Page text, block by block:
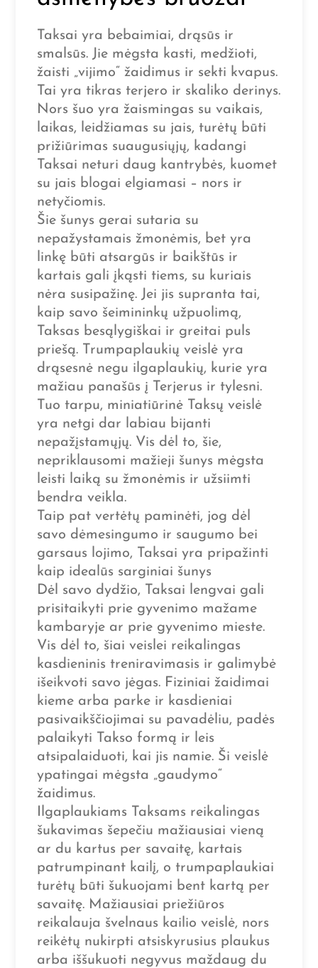
Taksai yra bebaimiai, drąsūs ir
smalsūs. Jie mėgsta kasti, medžioti,
žaisti „vijimo“ žaidimus ir sekti kvapus.
Tai yra tikras terjero ir skaliko derinys.
Nors šuo yra žaismingas su vaikais,
laikas, leidžiamas su jais, turėtų būti
prižiūrimas suaugusiųjų, kadangi
Taksai neturi daug kantrybės, kuomet
su jais blogai elgiamasi – nors ir
netyčiomis.
Šie šunys gerai sutaria su
nepažystamais žmonėmis, bet yra
linkę būti atsargūs ir baikštūs ir
kartais gali įkąsti tiems, su kuriais
nėra susipažinę. Jei jis supranta tai,
kaip savo šeimininkų užpuolimą,
Taksas besąlygiškai ir greitai puls
priešą. Trumpaplaukių veislė yra
drąsesnė negu ilgaplaukių, kurie yra
mažiau panašūs į Terjerus ir tylesni.
Tuo tarpu, miniatiūrinė Taksų veislė
yra netgi dar labiau bijanti
nepažįstamųjų. Vis dėl to, šie,
nepriklausomi mažieji šunys mėgsta
leisti laiką su žmonėmis ir užsiimti
bendra veikla.
Taip pat vertėtų paminėti, jog dėl
savo dėmesingumo ir saugumo bei
garsaus lojimo, Taksai yra pripažinti
kaip idealūs sarginiai šunys
Dėl savo dydžio, Taksai lengvai gali
prisitaikyti prie gyvenimo mažame
kambaryje ar prie gyvenimo mieste.
Vis dėl to, šiai veislei reikalingas
kasdieninis treniravimasis ir galimybė
išeikvoti savo jėgas. Fiziniai žaidimai
kieme arba parke ir kasdieniai
pasivaikščiojimai su pavadėliu, padės
palaikyti Takso formą ir leis
atsipalaiduoti, kai jis namie. Ši veislė
ypatingai mėgsta „gaudymo“
žaidimus.
Ilgaplaukiams Taksams reikalingas
šukavimas šepečiu mažiausiai vieną
ar du kartus per savaitę, kartais
patrumpinant kailį, o trumpaplaukiai
turėtų būti šukuojami bent kartą per
savaitę. Mažiausiai priežiūros
reikalauja švelnaus kailio veislė, nors
reikėtų nukirpti atsiskyrusius plaukus
arba iššukuoti negyvus maždaug du